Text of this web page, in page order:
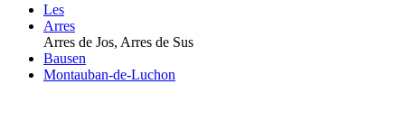
Les
Arres
Arres de Jos, Arres de Sus
Bausen
Montauban-de-Luchon